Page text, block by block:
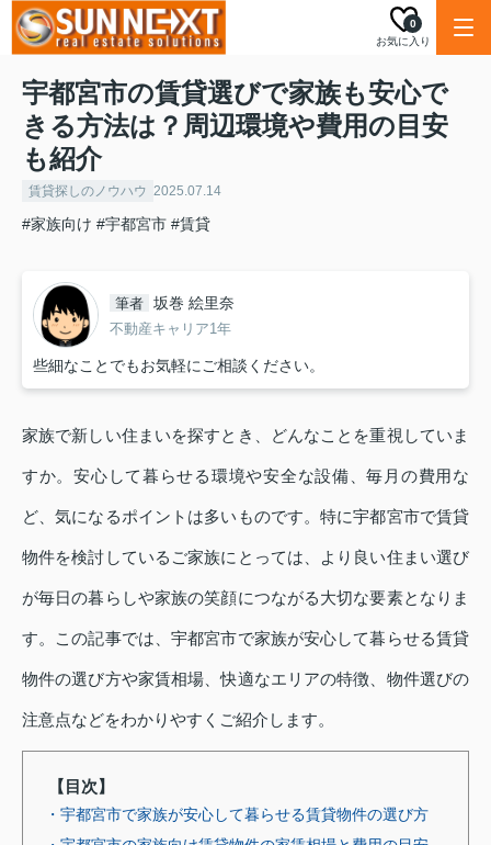
お気に入り
0
宇都宮市の賃貸選びで家族も安心で
きる方法は？周辺環境や費用の目安
も紹介
賃貸探しのノウハウ 2025.07.14
#家族向け #宇都宮市 #賃貸
筆者 坂巻 絵里奈
不動産キャリア1年
些細なことでもお気軽にご相談ください。
家族で新しい住まいを探すとき、どんなことを重視していま
すか。安心して暮らせる環境や安全な設備、毎月の費用な
ど、気になるポイントは多いものです。特に宇都宮市で賃貸
物件を検討しているご家族にとっては、より良い住まい選び
が毎日の暮らしや家族の笑顔につながる大切な要素となりま
す。この記事では、宇都宮市で家族が安心して暮らせる賃貸
物件の選び方や家賃相場、快適なエリアの特徴、物件選びの
注意点などをわかりやすくご紹介します。
【目次】
・宇都宮市で家族が安心して暮らせる賃貸物件の選び方